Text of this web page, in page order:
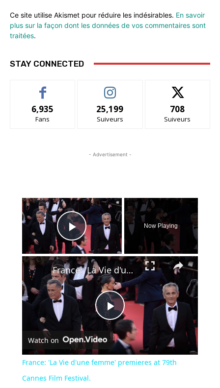
Ce site utilise Akismet pour réduire les indésirables. En savoir
plus sur la façon dont les données de vos commentaires sont
traitées.
STAY CONNECTED
6,935
Fans
25,199
Suiveurs
708
Suiveurs
- Advertisement -
×
Play Video
Now Playing
×
Play
Video
France: 'La Vie d'une femme' premieres at 79th Cannes Film Festival.
Watch on
France: 'La Vie d'une femme' premieres at 79th
Cannes Film Festival.